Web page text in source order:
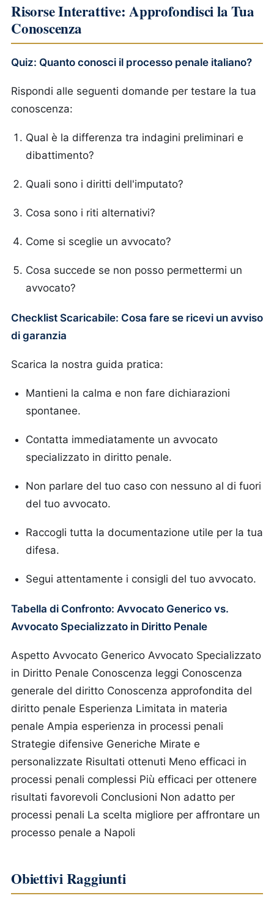
Risorse Interattive: Approfondisci la Tua
Conoscenza
Quiz: Quanto conosci il processo penale italiano?
Rispondi alle seguenti domande per testare la tua
conoscenza:
Qual è la differenza tra indagini preliminari e
dibattimento?
Quali sono i diritti dell'imputato?
Cosa sono i riti alternativi?
Come si sceglie un avvocato?
Cosa succede se non posso permettermi un
avvocato?
Checklist Scaricabile: Cosa fare se ricevi un avviso
di garanzia
Scarica la nostra guida pratica:
Mantieni la calma e non fare dichiarazioni
spontanee.
Contatta immediatamente un avvocato
specializzato in diritto penale.
Non parlare del tuo caso con nessuno al di fuori
del tuo avvocato.
Raccogli tutta la documentazione utile per la tua
difesa.
Segui attentamente i consigli del tuo avvocato.
Tabella di Confronto: Avvocato Generico vs.
Avvocato Specializzato in Diritto Penale
Aspetto Avvocato Generico Avvocato Specializzato
in Diritto Penale Conoscenza leggi Conoscenza
generale del diritto Conoscenza approfondita del
diritto penale Esperienza Limitata in materia
penale Ampia esperienza in processi penali
Strategie difensive Generiche Mirate e
personalizzate Risultati ottenuti Meno efficaci in
processi penali complessi Più efficaci per ottenere
risultati favorevoli Conclusioni Non adatto per
processi penali La scelta migliore per affrontare un
processo penale a Napoli
Obiettivi Raggiunti